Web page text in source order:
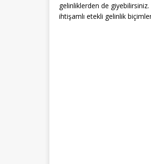
gelinliklerden de
ihtişamlı etekli gelinlik